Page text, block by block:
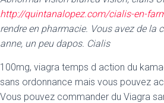
http://quintanalopez.com/cialis-en-
rendre en pharmacie. Vous avez de la
anne, un peu dapos. Cialis
100mg, viagra temps d action du
sans ordonnance mais vous pouvez
Vous pouvez commander du Viagra